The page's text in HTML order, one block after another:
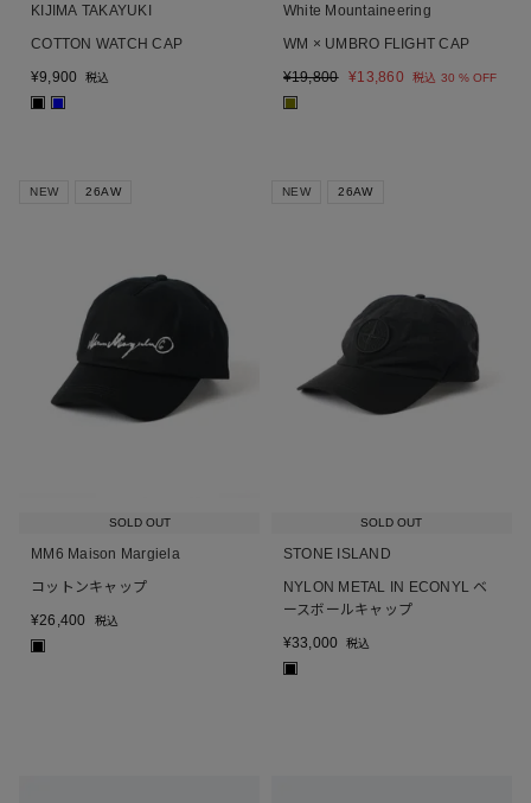
KIJIMA TAKAYUKI
COTTON WATCH CAP
¥9,900 税込
■ ■
White Mountaineering
WM × UMBRO FLIGHT CAP
¥19,800 ¥13,860 税込 30 % OFF
■
SOLD OUT
NEW 26AW
MM6 Maison Margiela
コットンキャップ
¥26,400 税込
■
SOLD OUT
NEW 26AW
STONE ISLAND
NYLON METAL IN ECONYL ベ
ースボールキャップ
¥33,000 税込
■